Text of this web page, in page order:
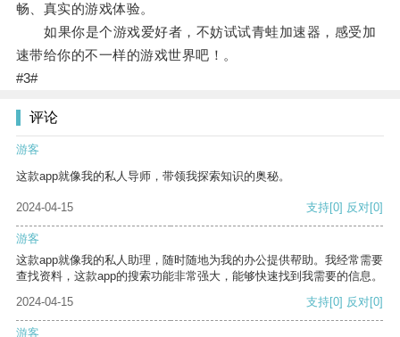
畅、真实的游戏体验。
如果你是个游戏爱好者，不妨试试青蛙加速器，感受加
速带给你的不一样的游戏世界吧！。
#3#
评论
游客
这款app就像我的私人导师，带领我探索知识的奥秘。
2024-04-15 支持[0] 反对[0]
游客
这款app就像我的私人助理，随时随地为我的办公提供帮助。我经常需要
查找资料，这款app的搜索功能非常强大，能够快速找到我需要的信息。
2024-04-15
支持[0] 反对[0]
游客